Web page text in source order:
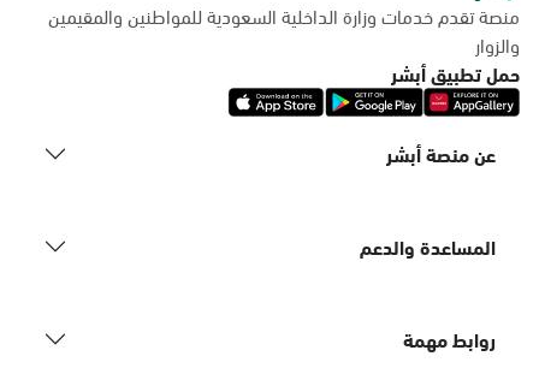
منصة تقدم خدمات وزارة الداخلية السعودية للمواطنين والمقيمين
والزوار
حمل تطبيق أبشر
عن منصة أبشر
المساعدة والدعم
روابط مهمة